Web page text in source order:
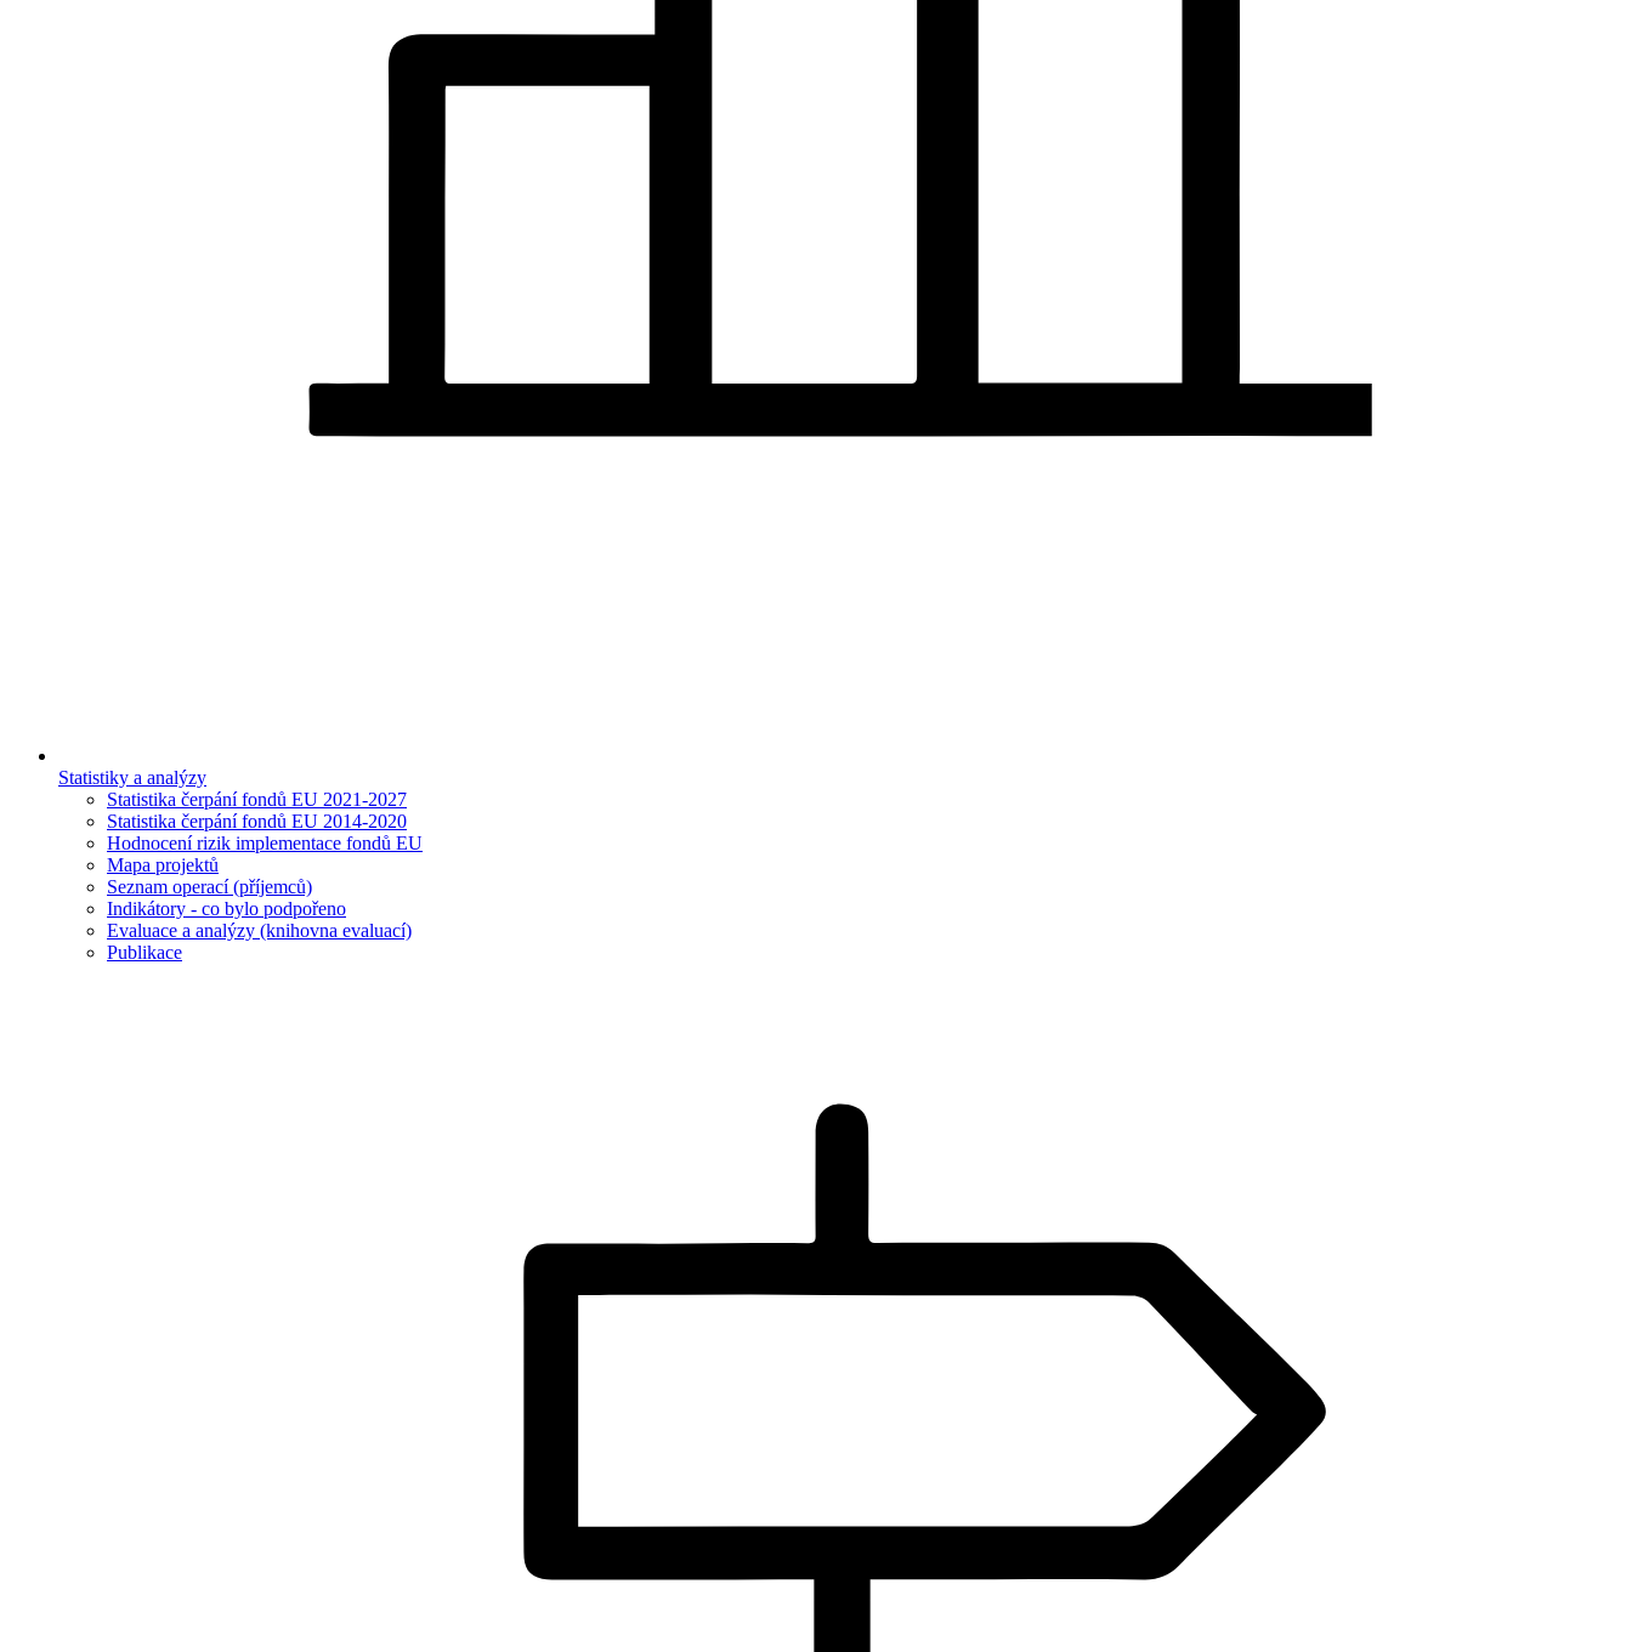
Statistiky a analýzy
Statistika čerpání fondů EU 2021-2027
Statistika čerpání fondů EU 2014-2020
Hodnocení rizik implementace fondů EU
Mapa projektů
Seznam operací (příjemců)
Indikátory - co bylo podpořeno
Evaluace a analýzy (knihovna evaluací)
Publikace